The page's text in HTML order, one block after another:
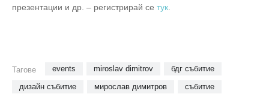
презентации и др. – регистрирай се тук
Тагове events miroslav dimitrov
бдг събитие
дизайн събитие
мирослав димитров събитие